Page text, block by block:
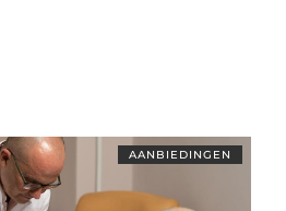
AANBIEDINGEN